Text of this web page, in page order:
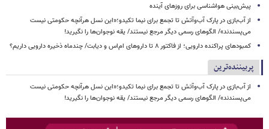
پیش‌بینی هواشناسی برای روزهای آینده
از آب‌بازی در پارک آب‌وآتش تا تجمع برای نیما تکیدو؛«این نسل هرآنچه حکومتی نیست
می‌پسندند»/ الگوهای رسمی دیگر مرجع نیستند/ یقه نوجوان‌ها را نگیرید!
کمبودهای پراکنده دارویی؛ از فاکتور ۸ تا داروهای ام‌اس و دیابت/ چندماه ذخیره دارویی داریم؟
پربیننده‌ترین
از آب‌بازی در پارک آب‌وآتش تا تجمع برای نیما تکیدو؛«این نسل هرآنچه حکومتی نیست
می‌پسندند»/ الگوهای رسمی دیگر مرجع نیستند/ یقه نوجوان‌ها را نگیرید!